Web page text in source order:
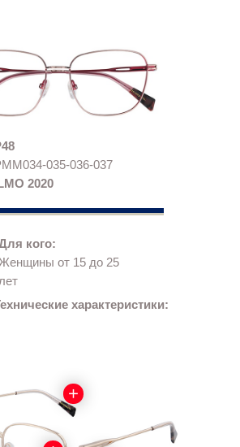
035-036-037
2020
кого:
Женщины от 15 до 25
лет
характеристики: